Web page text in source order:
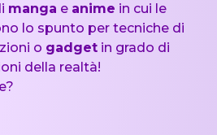
manga e anime in cui le
lo spunto per tecniche di
o gadgetin grado di
della realtà!